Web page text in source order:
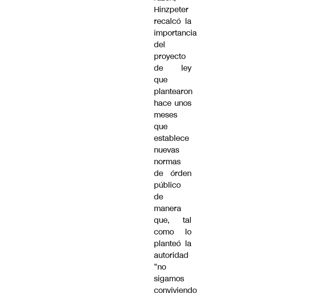
Hinzpeter
recalcó la
importancia
del
proyecto
de ley
que
plantearon
hace unos
meses
que
establece
nuevas
normas
de órden
público
de
manera
que, tal
como lo
planteó la
autoridad
"no
sigamos
conviviendo